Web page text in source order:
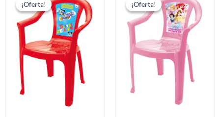
¡Oferta!
¡Oferta!
original
era:
S/ 624.00.
S/ 547.00.
¡Oferta!
¡Oferta!
original
era:
S/ 624.00.